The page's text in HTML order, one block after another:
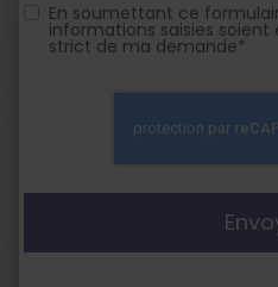
En soumettant ce
informations saisies soient
strict de ma demande*